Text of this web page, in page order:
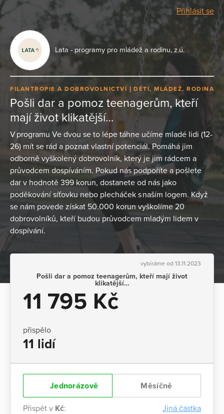
Přihlásit se
Lata - programy pro mládež a rodinu, z.ú.
FILANTROPIE A DOBROVOLNICTVÍ DĚTI, MLÁDEŽ, RODINA
Pošli dar a pomoz teenagerům, kteří
mají život klikatější…
V programu Ve dvou se to lépe táhne učíme mladé lidi (12-
26) mít se rád a poznat vlastní potenciál. Pomáhá jim
odborně vyškolený dobrovolník, který je jim rádcem a
průvodcem dospíváním. Pokud nás podpoříte a pošlete
dar v hodnotě 399 korun, dostanete od nás jako
poděkování síťovku nebo plecháček s naším logem. Když
se nám povede získat 50.000 korun vyškolíme 20
dobrovolníků, kteří budou průvodcem mladým lidem v
dospívání.
vybíráme od 13.11.2023
Pošli dar a pomoz teenagerům, kteří mají život
klikatější…
11 795 Kč
přispělo
11 lidí
Jednorázově Měsíčně
Přispět v Kč: Jiná částka